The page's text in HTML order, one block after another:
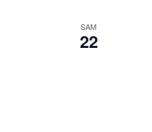
SAM
22